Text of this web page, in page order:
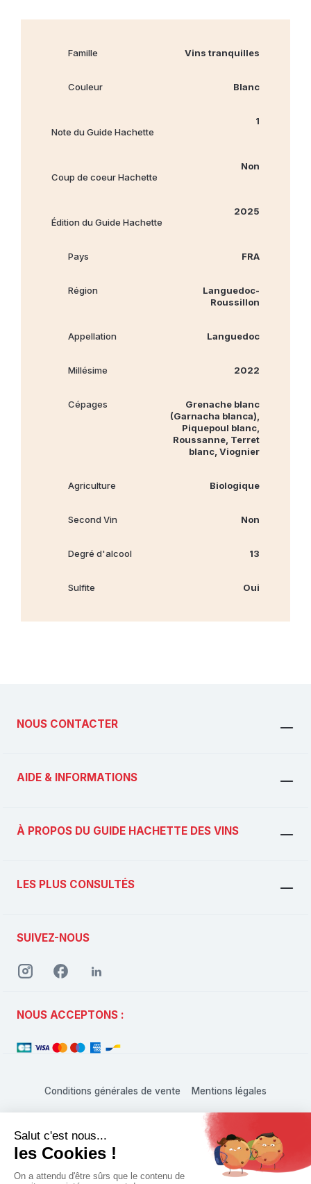
Famille Vins tranquilles
Couleur Blanc
Note du Guide Hachette
1
Coup de coeur Hachette
Non
Édition du Guide Hachette
2025
Pays FRA
Région
Languedoc-
Roussillon
Appellation Languedoc
Millésime 2022
Cépages
Grenache blanc
(Garnacha blanca),
Piquepoul blanc,
Roussanne, Terret
blanc, Viognier
Agriculture Biologique
Second Vin Non
Degré d'alcool 13
Sulfite Oui
NOUS CONTACTER
AIDE & INFORMATIONS
À PROPOS DU GUIDE HACHETTE DES VINS
LES PLUS CONSULTÉS
SUIVEZ-NOUS
NOUS ACCEPTONS :
Conditions générales de vente Mentions légales